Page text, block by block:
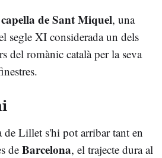
capella de Sant Miquel, una
segle XI considerada un dels
del romànic català per la seva
de Lillet s'hi pot arribar tant en
de Barcelona, el trajecte dura al